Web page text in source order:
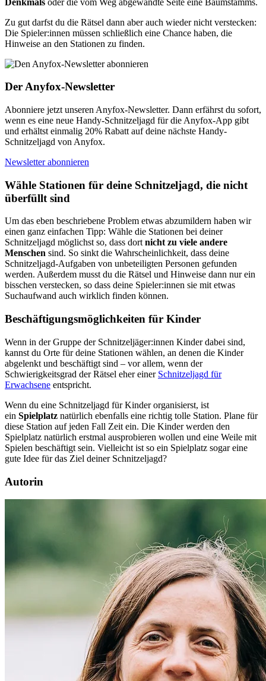
Zu gut darfst du die Rätsel dann aber auch wieder nicht verstecken:
Die Spieler:innen müssen schließlich eine Chance haben, die
Hinweise an den Stationen zu finden.
Der Anyfox-Newsletter
Abonniere jetzt unseren Anyfox-Newsletter. Dann erfährst du sofort,
wenn es eine neue Handy-Schnitzeljagd für die Anyfox-App gibt
und erhältst einmalig 20% Rabatt auf deine nächste Handy-
Schnitzeljagd von Anyfox.
Newsletter abonnieren
Wähle Stationen für deine Schnitzeljagd, die nicht
überfüllt sind
Um das eben beschriebene Problem etwas abzumildern haben wir
einen ganz einfachen Tipp: Wähle die Stationen bei deiner
Schnitzeljagd möglichst so, dass dortnicht zu viele andere
Menschen sind. So sinkt die Wahrscheinlichkeit, dass deine
Schnitzeljagd-Aufgaben von unbeteiligten Personen gefunden
werden. Außerdem musst du die Rätsel und Hinweise dann nur ein
bisschen verstecken, so dass deine Spieler:innen sie mit etwas
Suchaufwand auch wirklich finden können.
Beschäftigungsmöglichkeiten für Kinder
Wenn in der Gruppe der Schnitzeljäger:innen Kinder dabei sind,
kannst du Orte für deine Stationen wählen, an denen die Kinder
abgelenkt und beschäftigt sind – vor allem, wenn der
Schwierigkeitsgrad der Rätsel eher einer Schnitzeljagd für
Erwachsene entspricht.
Wenn du eine Schnitzeljagd für Kinder organisierst, ist
ein Spielplatz natürlich ebenfalls eine richtig tolle Station. Plane für
diese Station auf jeden Fall Zeit ein. Die Kinder werden den
Spielplatz natürlich erstmal ausprobieren wollen und eine Weile mit
Spielen beschäftigt sein. Vielleicht ist so ein Spielplatz sogar eine
gute Idee für das Ziel deiner Schnitzeljagd?
Autorin